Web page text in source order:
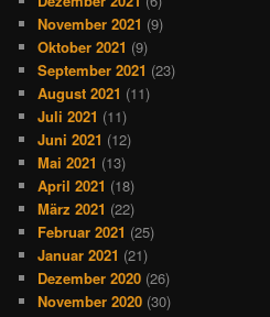
November 2021 (9)
Oktober 2021 (9)
September 2021 (23)
August 2021 (11)
Juli 2021 (11)
Juni 2021 (12)
Mai 2021 (13)
April 2021 (18)
März 2021 (22)
Februar 2021 (25)
Januar 2021 (21)
Dezember 2020 (26)
November 2020 (30)